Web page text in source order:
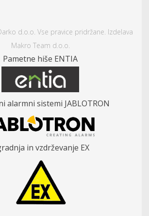
d.o.o. Vse pravice pridržane. Izdelava
Makro Team d.o.o.
Pametne hiše ENTIA
alarmni sistemi JABLOTRON
in vzdrževanje EX